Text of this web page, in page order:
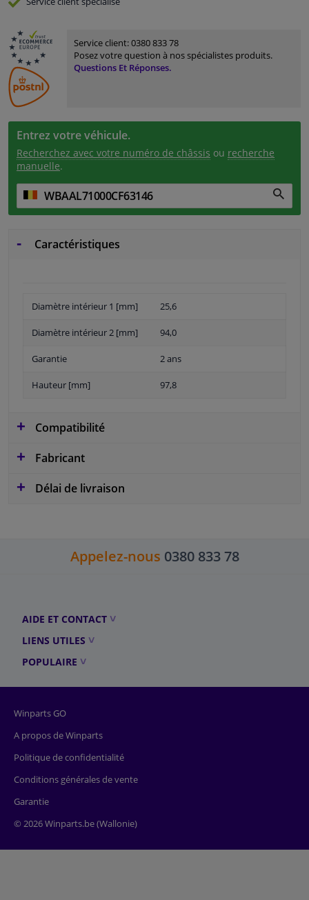
Service client:0380 833 78
Posez votre question à nos spécialistes produits.
Questions Et Réponses.
Entrez votre véhicule.
Recherchez avec votre numéro de châssis ou recherche
manuelle.
Caractéristiques
Diamètre intérieur 1 [mm] 25,6
Diamètre intérieur 2 [mm] 94,0
Garantie 2 ans
Hauteur [mm] 97,8
Compatibilité
Fabricant
Délai de livraison
Appelez-nous 0380 833 78
AIDE ET CONTACT
LIENS UTILES
POPULAIRE
Winparts GO
A propos de Winparts
Politique de confidentialité
Conditions générales de vente
Garantie
© 2026 Winparts.be (Wallonie)